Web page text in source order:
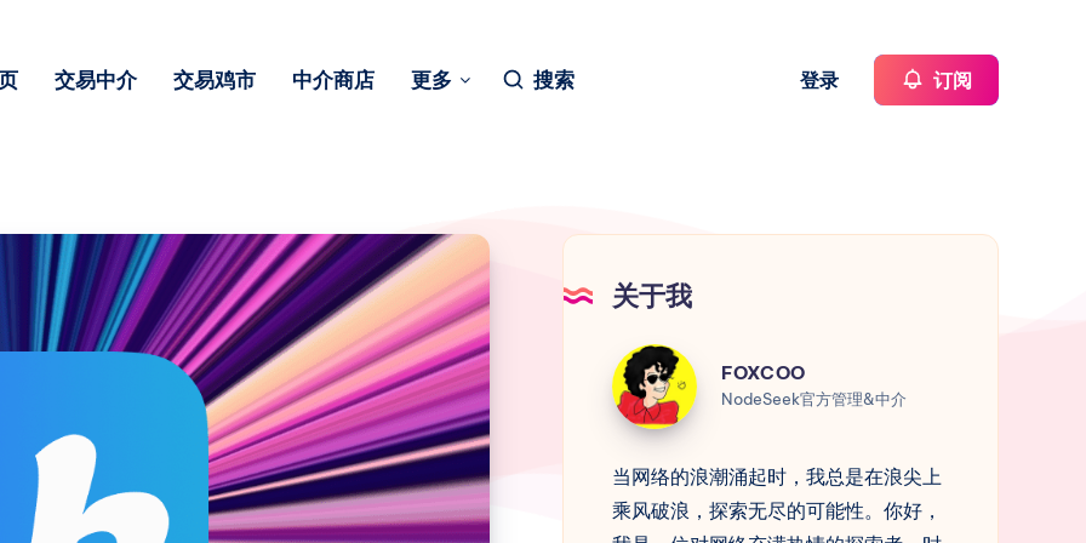
交易中介 交易鸡市 中介商店 更多 搜索 登录 订阅
关于我
FOXCOO
FOXCOO
NodeSeek官方管理&中介
当网络的浪潮涌起时，我总是在浪尖上
乘风破浪，探索无尽的可能性。你好，